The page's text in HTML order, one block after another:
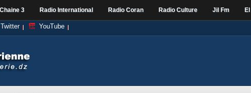
Chaine 3 Radio International Radio Coran Radio Culture Jil Fm
Twitter YouTube